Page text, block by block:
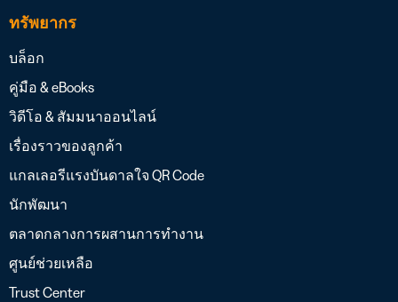
ทรัพยากร
บล็อก
คู่มือ & eBooks
วิดีโอ & สัมมนาออนไลน์
เรื่องราวของลูกค้า
แกลเลอรีแรงบันดาลใจ QR Code
นักพัฒนา
ตลาดกลางการผสานการทำงาน
ศูนย์ช่วยเหลือ
Trust Center